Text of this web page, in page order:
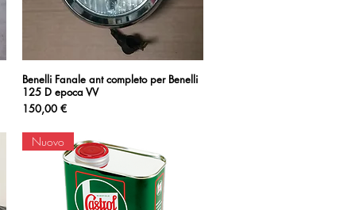
Vista rapida
Benelli Fanale ant completo per Benelli
125 D epoca VV
Prezzo
150,00 €
Nuovo